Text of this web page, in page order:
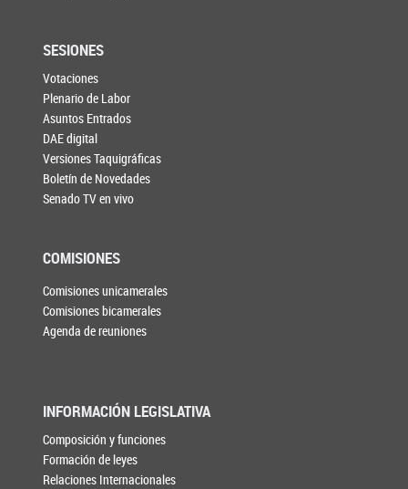
SESIONES
Votaciones
Plenario de Labor
Asuntos Entrados
DAE digital
Versiones Taquigráficas
Boletín de Novedades
Senado TV en vivo
COMISIONES
Comisiones unicamerales
Comisiones bicamerales
Agenda de reuniones
INFORMACIÓN LEGISLATIVA
Composición y funciones
Formación de leyes
Relaciones Internacionales